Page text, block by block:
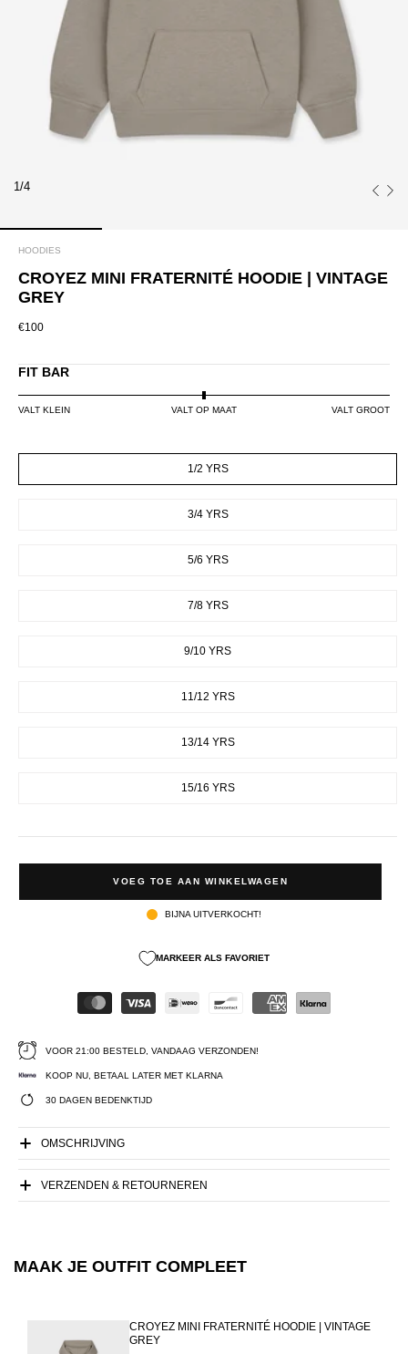
1/4
HOODIES
CROYEZ MINI FRATERNITÉ HOODIE | VINTAGE
GREY
€100
FIT BAR
VALT KLEIN VALT OP MAAT VALT GROOT
SIZE
1/2 YRS
3/4 YRS
5/6 YRS
7/8 YRS
9/10 YRS
11/12 YRS
13/14 YRS
15/16 YRS
VOEG TOE AAN WINKELWAGEN
BIJNA UITVERKOCHT!
MARKEER ALS FAVORIET
VOOR 21:00 BESTELD, VANDAAG VERZONDEN!
KOOP NU, BETAAL LATER MET KLARNA
30 DAGEN BEDENKTIJD
OMSCHRIJVING
VERZENDEN & RETOURNEREN
MAAK JE OUTFIT COMPLEET
CROYEZ MINI FRATERNITÉ HOODIE | VINTAGE
GREY